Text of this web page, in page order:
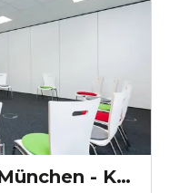
ecos work spaces München - Konferenzraum Oslo